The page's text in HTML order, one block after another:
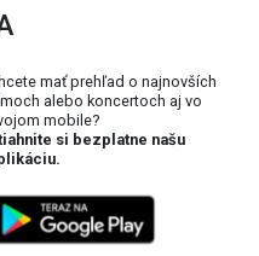
mať prehľad o najnovších
alebo koncertoch aj vo
mobile?
si bezplatne našu